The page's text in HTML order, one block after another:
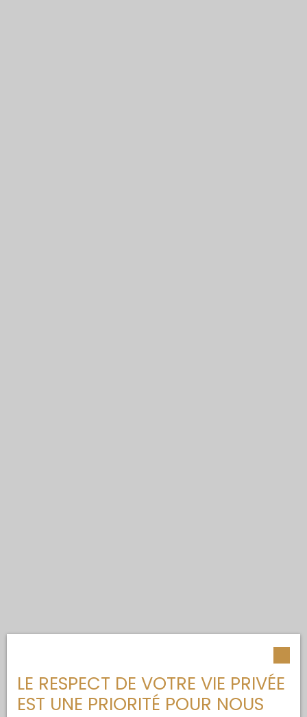
LE RESPECT DE VOTRE VIE PRIVÉE
EST UNE PRIORITÉ POUR NOUS